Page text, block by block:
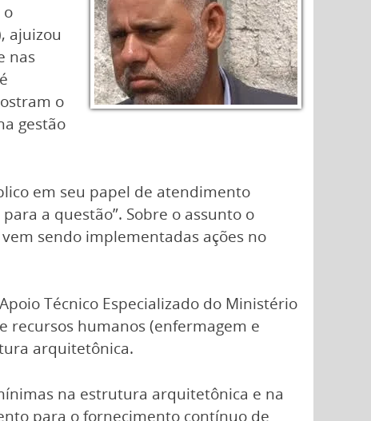
o
ajuizou
nas
o
gestão
em seu papel de atendimento
a questão”. Sobre o assunto o
sendo implementadas ações no
Técnico Especializado do Ministério
recursos humanos (enfermagem e
arquitetônica.
na estrutura arquitetônica e na
para o fornecimento contínuo de